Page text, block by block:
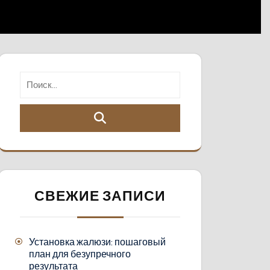
СВЕЖИЕ ЗАПИСИ
Установка жалюзи: пошаговый
план для безупречного
результата